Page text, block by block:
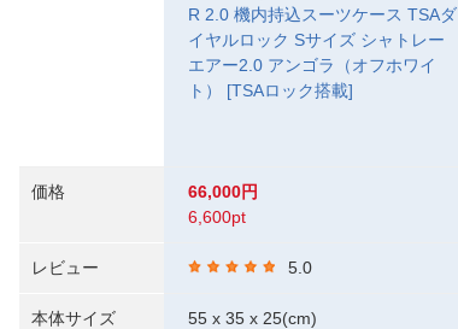
価格
レビュー
本体サイズ
R 2.0 機内持込スーツケース TSAダ
イヤルロック Sサイズ シャトレー
エアー2.0 アンゴラ（オフホワイ
ト） [TSAロック搭載]
66,000円
6,600pt
5.0
55 x 35 x 25(cm)